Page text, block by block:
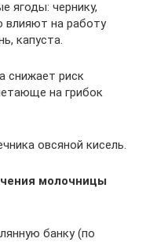
ягоды: чернику,
влияют на работу
капуста.
снижает риск
на грибок
овсяной кисель.
молочницы
банку (по